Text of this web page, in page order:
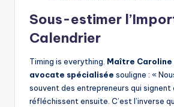
Sous-estimer
Calendrier
Timing is everything. Maître Caroline
avocate spécialisée souligne : «
souvent des entrepreneurs qui signent
réfléchissent ensuite. C’est l’inverse